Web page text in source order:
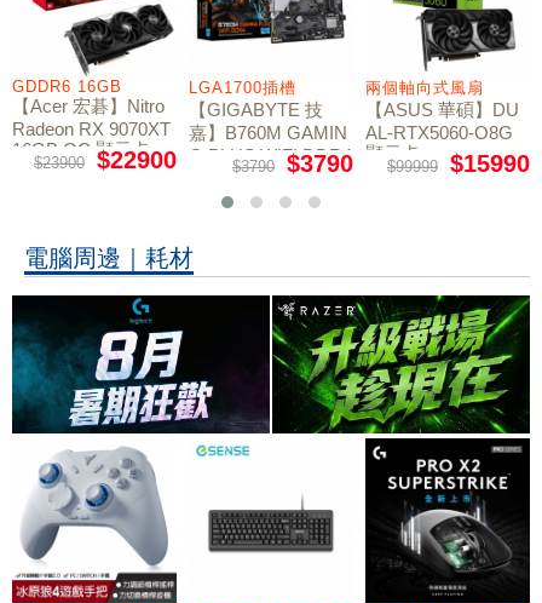
GDDR6 16GB
【Acer 宏碁】Nitro
Radeon RX 9070XT
16GB OC 顯示卡
$23900 $22900
LGA1700插槽
【GIGABYTE 技
嘉】B760M GAMIN
G PLUS WIFI DDR4
主機板$3790 $3790
兩個軸向式風扇
【ASUS 華碩】DU
AL-RTX5060-O8G
顯示卡
$99999 $15990
電腦周邊｜耗材